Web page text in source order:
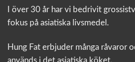
I över 30 år har vi bedrivit
fokus på asiatiska livsmedel.
Hung Fat erbjuder många råvaror